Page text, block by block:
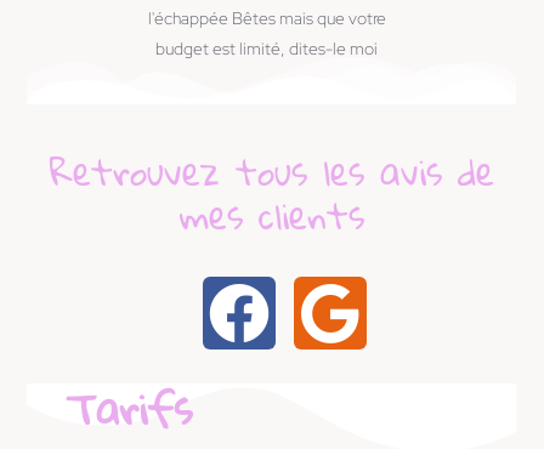
l'échappée Bêtes mais que votre
budget est limité, dites-le moi
Retrouvez tous les avis de
mes clients
Tarifs